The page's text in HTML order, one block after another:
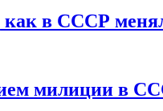
в СССР
милиции в